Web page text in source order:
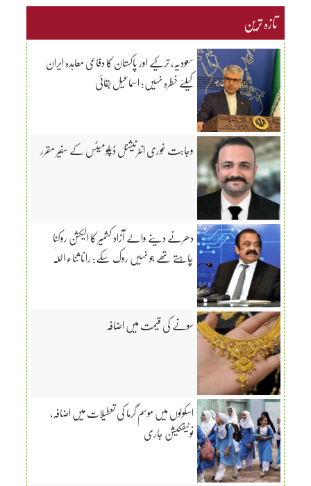
تازہ ترین
سعودیہ، ترکیے اور پاکستان کا دفاعی معاہدہ ایران
کیلئے خطرہ نہیں: اسماعیل بقائی
وجاہت غوری انٹرنیشنل ڈپلومیٹس کے سفیر مقرر
دھرنے دینے والے آزاد کشمیر کا الیکشن روکنا
چاہتے تھے جو نہیں روک سکے: رانا ثناء اللّٰہ
سونے کی قیمت میں اضافہ
اسکولوں میں موسم گرما کی تعطیلات میں اضافہ،
نوٹیفکیشن جاری